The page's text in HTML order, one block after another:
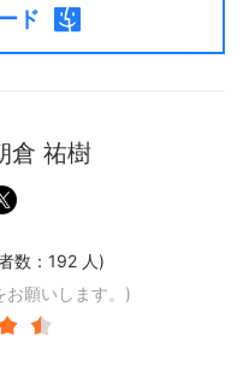
ド
倉 祐樹
数： 192人)
お願いします。)